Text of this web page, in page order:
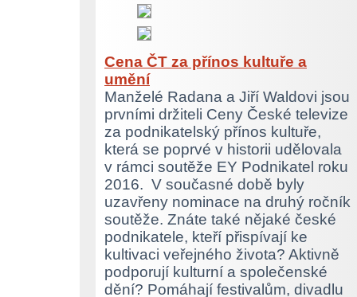
Cena ČT za přínos kultuře a
umění
Manželé Radana a Jiří Waldovi jsou
prvními držiteli Ceny České televize
za podnikatelský přínos kultuře,
která se poprvé v historii udělovala
v rámci soutěže EY Podnikatel roku
2016. V současné době byly
uzavřeny nominace na druhý ročník
soutěže. Znáte také nějaké české
podnikatele, kteří přispívají ke
kultivaci veřejného života? Aktivně
podporují kulturní a společenské
dění? Pomáhají festivalům, divadlu